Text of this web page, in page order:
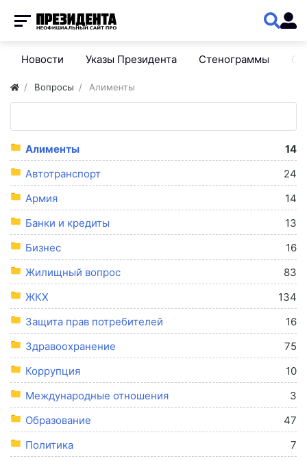
Новости Указы Президента Стенограммы
Вопросы Алименты
Алименты
14
Автотранспорт
24
Армия
14
Банки и кредиты
13
Бизнес
16
Жилищный вопрос
83
ЖКХ
134
Защита прав потребителей
16
Здравоохранение
75
Коррупция
10
Международные отношения
3
Образование
47
Политика
7